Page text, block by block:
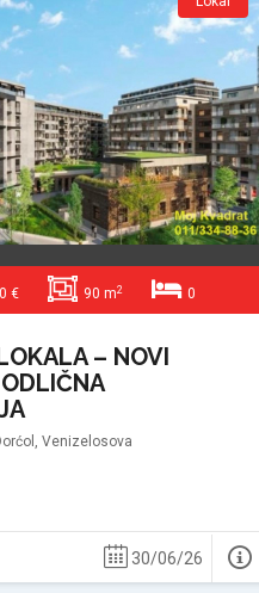
€ 90 m2 0
– NOVI
Venizelosova
30/06/26